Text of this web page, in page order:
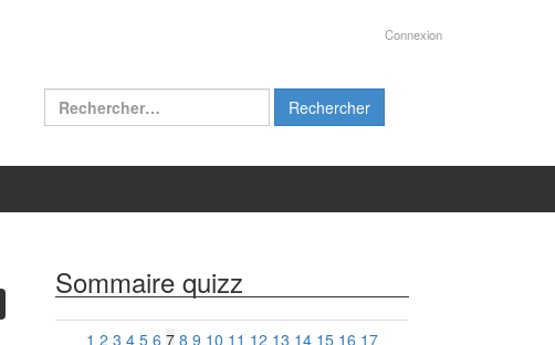
Connexion
Rechercher :
Sommaire quizz
1 2 3 4 5 6 7 8 9 10 11 12 13 14 15 16 17